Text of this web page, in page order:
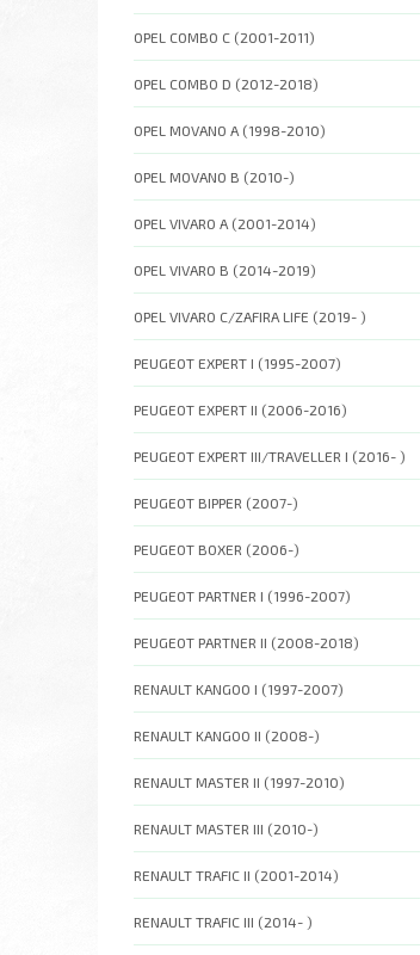
OPEL COMBO C (2001-2011)
OPEL COMBO D (2012-2018)
OPEL MOVANO A (1998-2010)
OPEL MOVANO B (2010-)
OPEL VIVARO A (2001-2014)
OPEL VIVARO B (2014-2019)
OPEL VIVARO C/ZAFIRA LIFE (2019- )
PEUGEOT EXPERT I (1995-2007)
PEUGEOT EXPERT II (2006-2016)
PEUGEOT EXPERT III/TRAVELLER I (2016- )
PEUGEOT BIPPER (2007-)
PEUGEOT BOXER (2006-)
PEUGEOT PARTNER I (1996-2007)
PEUGEOT PARTNER II (2008-2018)
RENAULT KANGOO I (1997-2007)
RENAULT KANGOO II (2008-)
RENAULT MASTER II (1997-2010)
RENAULT MASTER III (2010-)
RENAULT TRAFIC II (2001-2014)
RENAULT TRAFIC III (2014- )